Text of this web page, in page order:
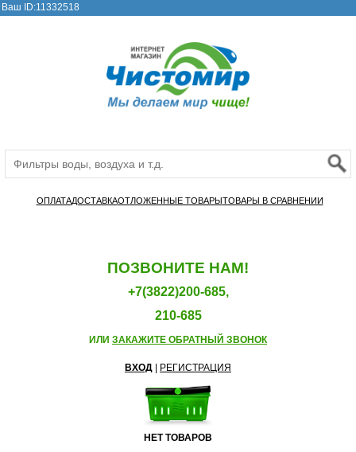
Ваш ID:11332518
ОПЛАТАДОСТАВКАОТЛОЖЕННЫЕ ТОВАРЫТОВАРЫ В СРАВНЕНИИ
ПОЗВОНИТЕ НАМ!
+7(3822)200-685,
210-685
ИЛИ ЗАКАЖИТЕ ОБРАТНЫЙ ЗВОНОК
ВХОД РЕГИСТРАЦИЯ
НЕТ ТОВАРОВ